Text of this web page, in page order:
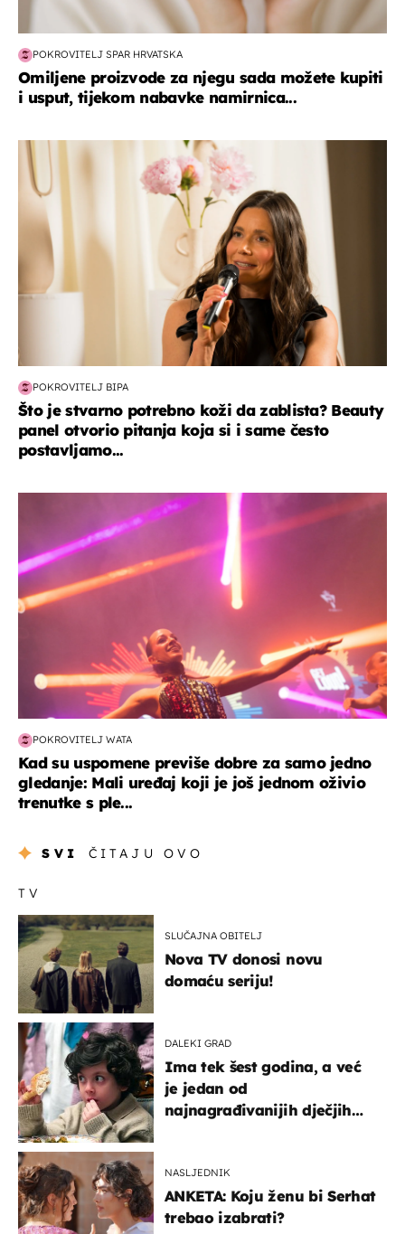
POKROVITELJ SPAR HRVATSKA
Omiljene proizvode za njegu sada možete kupiti
i usput, tijekom nabavke namirnica...
moda & ljepota
POKROVITELJ BIPA
Što je stvarno potrebno koži da zablista? Beauty
panel otvorio pitanja koja si i same često
postavljamo...
POKROVITELJ WATA
Kad su uspomene previše dobre za samo jedno
gledanje: Mali uređaj koji je još jednom oživio
trenutke s ple...
SVI ČITAJU OVO
TV
SLUČAJNA OBITELJ
Nova TV donosi novu
domaću seriju!
DALEKI GRAD
Ima tek šest godina, a već
je jedan od
najnagrađivanijih dječjih
NASLJEDNIK
ANKETA: Koju ženu bi Serhat
trebao izabrati?